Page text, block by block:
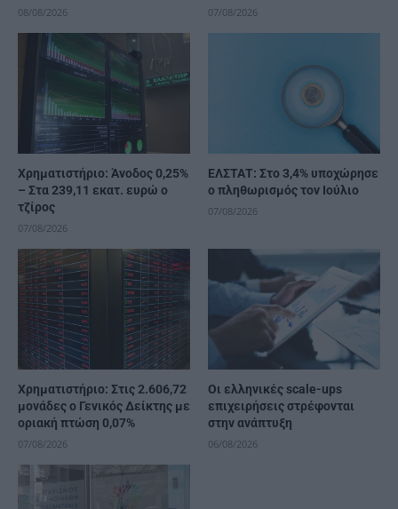
08/08/2026 07/08/2026
Χρηματιστήριο: Άνοδος 0,25%
– Στα 239,11 εκατ. ευρώ ο
τζίρος
07/08/2026
ΕΛΣΤΑΤ: Στο 3,4% υποχώρησε
ο πληθωρισμός τον Ιούλιο
07/08/2026
Χρηματιστήριο: Στις 2.606,72
μονάδες ο Γενικός Δείκτης με
οριακή πτώση 0,07%
07/08/2026
Οι ελληνικές scale-ups
επιχειρήσεις στρέφονται
στην ανάπτυξη
06/08/2026